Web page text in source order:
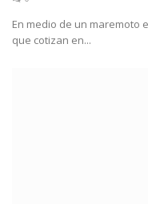
En medio de un maremoto
que cotizan en...